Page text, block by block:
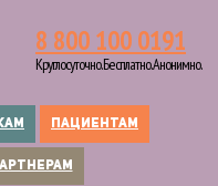
ПАЦИЕНТАМ
8 800 100 0191
Круглосуточно. Бесплатно. Анонимно.